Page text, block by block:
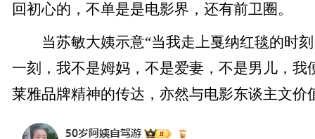
回初心的，不单是是电影界，还有前卫圈。
当苏敏大姨示意“当我走上戛纳红毯的时刻
一刻，我不是姆妈，不是爱妻，不是男儿，我
莱雅品牌精神的传达，亦然与电影东谈主文价